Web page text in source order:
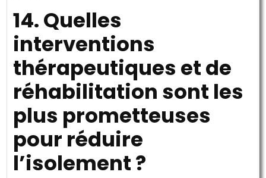
14. Quelles
interventions
thérapeutiques et de
réhabilitation sont les
plus prometteuses
pour réduire
l’isolement ?